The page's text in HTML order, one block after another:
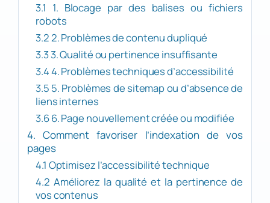
3.1 1. Blocage par des balises ou fichiers
robots
3.2 2. Problèmes de contenu dupliqué
3.3 3. Qualité ou pertinence insuffisante
3.4 4. Problèmes techniques d’accessibilité
3.5 5. Problèmes de sitemap ou d’absence de
liens internes
3.6 6. Page nouvellement créée ou modifiée
4. Comment favoriser l’indexation de vos
pages
4.1 Optimisez l’accessibilité technique
4.2 Améliorez la qualité et la pertinence de
vos contenus